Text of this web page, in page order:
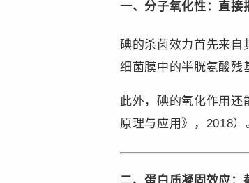
一、分子氧化性：直接
碘的杀菌效力首先来自
细菌膜中的半胱氨酸残
此外，碘的氧化作用
原理与应用》，2018